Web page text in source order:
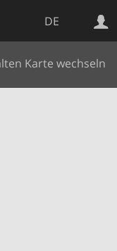
DE
Karte wechseln